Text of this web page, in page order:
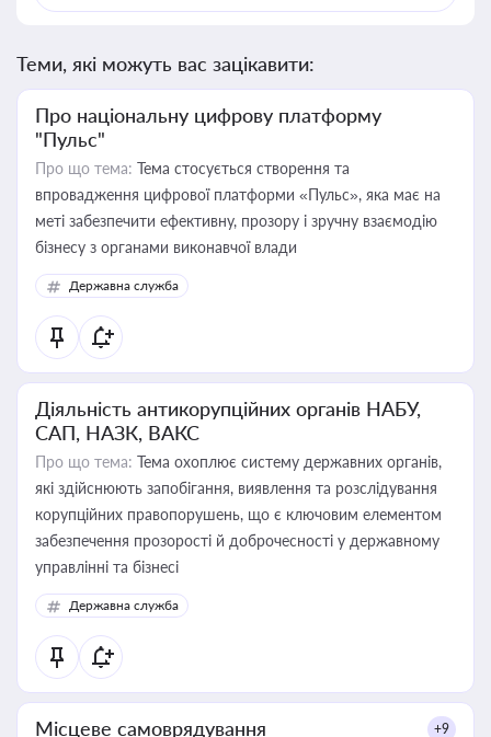
Теми, які можуть вас зацікавити:
Про національну цифрову платформу
"Пульс"
Про що тема: Тема стосується створення та
впровадження цифрової платформи «Пульс», яка має на
меті забезпечити ефективну, прозору і зручну взаємодію
бізнесу з органами виконавчої влади
Державна служба
Діяльність антикорупційних органів НАБУ,
САП, НАЗК, ВАКС
Про що тема: Тема охоплює систему державних органів,
які здійснюють запобігання, виявлення та розслідування
корупційних правопорушень, що є ключовим елементом
забезпечення прозорості й доброчесності у державному
управлінні та бізнесі
Державна служба
Місцеве самоврядування +9